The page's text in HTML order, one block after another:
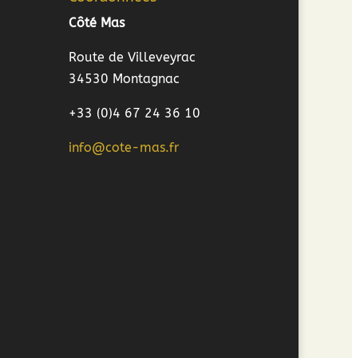
Côté Mas
Route de Villeveyrac
34530 Montagnac
+33 (0)4 67 24 36 10
info@cote-mas.fr